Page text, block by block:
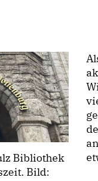
Bibliothek
Bild: